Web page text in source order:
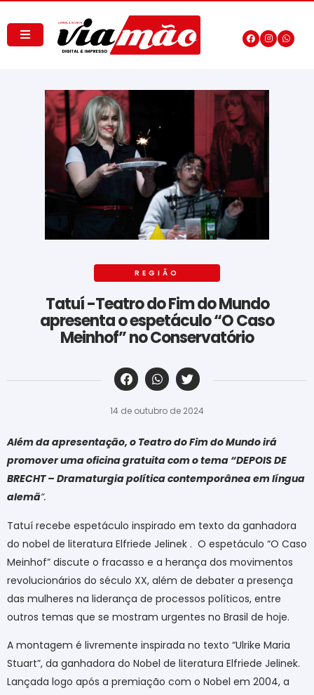
REGIÃO
Tatuí -Teatro do Fim do Mundo
apresenta o espetáculo “O Caso
Meinhof” no Conservatório
‎ ‎ ‎ ‎ ‎ ‎ ‎ ‎ ‎ ‎ ‎ ‎ ‎ ‎ ‎ ‎ ‎ ‎ ‎ ‎ ‎ ‎ ‎ ‎ ‎ ‎ ‎ ‎ ‎ ‎ ‎
14 de outubro de 2024
Além da apresentação, o Teatro do Fim do Mundo irá
promover uma oficina gratuita com o tema “DEPOIS DE
BRECHT – Dramaturgia política contemporânea em língua
alemã“.
Tatuí recebe espetáculo inspirado em texto da ganhadora
do nobel de literatura Elfriede Jelinek . O espetáculo “O Caso
Meinhof” discute o fracasso e a herança dos movimentos
revolucionários do século XX, além de debater a presença
das mulheres na liderança de processos políticos, entre
outros temas que se mostram urgentes no Brasil de hoje.
A montagem é livremente inspirada no texto “Ulrike Maria
Stuart”, da ganhadora do Nobel de literatura Elfriede Jelinek.
Lançada logo após a premiação com o Nobel em 2004, a